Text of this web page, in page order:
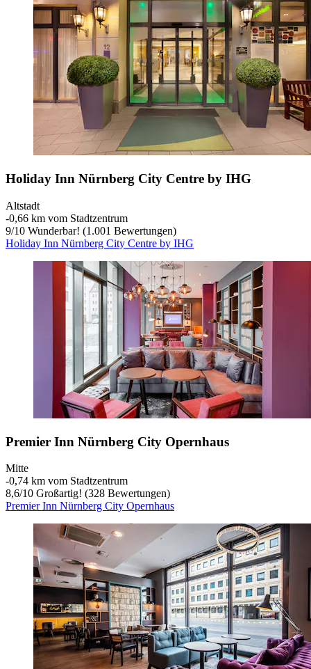
Holiday Inn Nürnberg City Centre by IHG
Altstadt
‐0,66 km vom Stadtzentrum
9/10 Wunderbar! (1.001 Bewertungen)
Holiday Inn Nürnberg City Centre by IHG
Premier Inn Nürnberg City Opernhaus
Mitte
‐0,74 km vom Stadtzentrum
8,6/10 Großartig! (328 Bewertungen)
Premier Inn Nürnberg City Opernhaus